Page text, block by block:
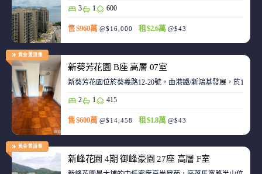
3 1 600
售 $960萬 @$16,000 租 $2.6萬 @$43
黃金置頂盤
新葵芳花園 B座 高層 07室
新葵芳花園位於葵義路12-20號，由港鐵/新鴻基發展，於
2 1 415
售 $600萬 @$14,458 租 $1.8萬 @$43
黃金置頂盤
新峰花園 4期 御峰豪園 27座 高層 F室